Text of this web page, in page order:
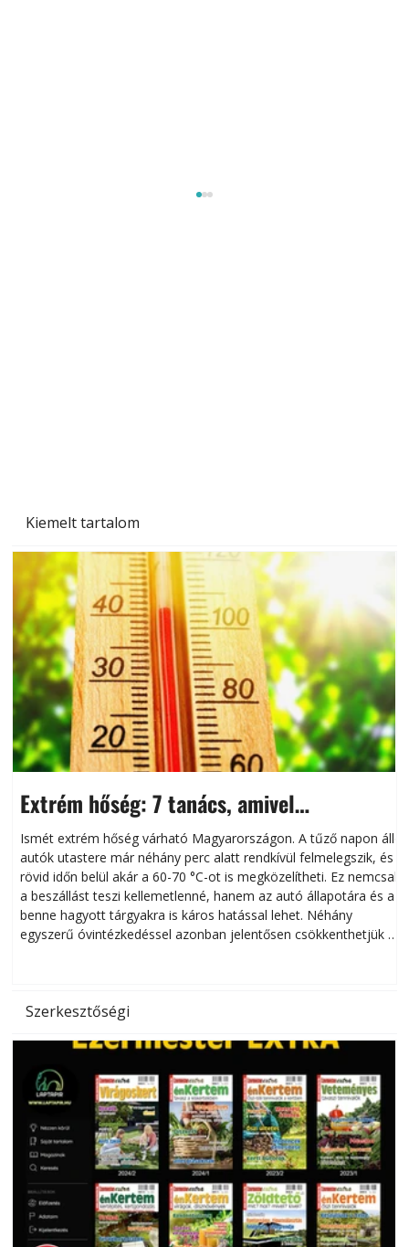
Kiemelt tartalom
Extrém hőség: 7 tanács, amivel
megóvhatjuk autónkat a nyári károktól
Ismét extrém hőség várható Magyarországon. A tűző napon álló
autók utastere már néhány perc alatt rendkívül felmelegszik, és
rövid időn belül akár a 60-70 °C-ot is megközelítheti. Ez nemcsak
a beszállást teszi kellemetlenné, hanem az autó állapotára és a
benne hagyott tárgyakra is káros hatással lehet. Néhány
egyszerű óvintézkedéssel azonban jelentősen csökkenthetjük a
Szerkesztőségi